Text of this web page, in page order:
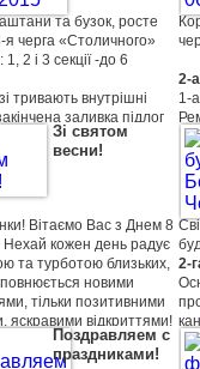
на 5 секцію. Всі ліфти
Триває благоустрій
та бузок, росте
я черга «Столичного»
2 і 3 секції -до 6
тривають внутрішні
заливка підлог
в процесі - заливка 4-ї
продовжується
секції.
2-
1-а
6-
5-
3-я
Зі святом
весни!
Вітаємо Вас з Днем 8
Нехай кожен день радує
та турботою близьких,
новими
тільки позитивними
яскравими відкриттями!
2-
Поздравляем с
праздниками!